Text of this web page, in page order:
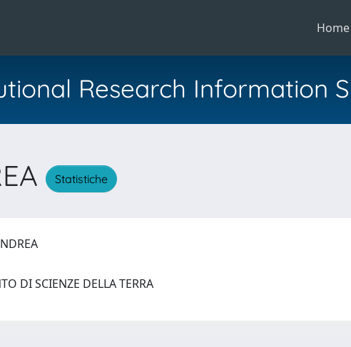
Home
Research Information
Statistiche
DI SCIENZE DELLA TERRA